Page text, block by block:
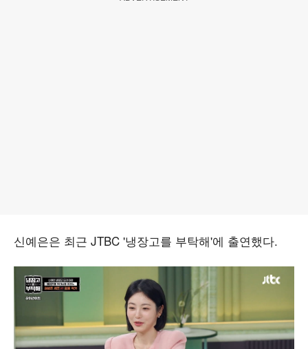
신예은은 최근 JTBC '냉장고를 부탁해'에 출연했다.